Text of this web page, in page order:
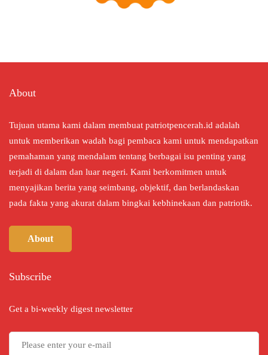
About
Tujuan utama kami dalam membuat patriotpencerah.id adalah
untuk memberikan wadah bagi pembaca kami untuk mendapatkan
pemahaman yang mendalam tentang berbagai isu penting yang
terjadi di dalam dan luar negeri. Kami berkomitmen untuk
menyajikan berita yang seimbang, objektif, dan berlandaskan
pada fakta yang akurat dalam bingkai kebhinekaan dan patriotik.
About
Subscribe
Get a bi-weekly digest newsletter